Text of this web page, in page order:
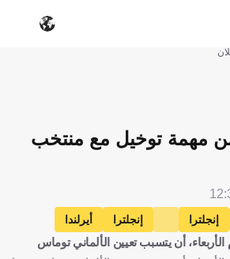
مهمة توخيل مع منتخب
إنجلترا إنجلترا
أيرلندا
الإنتقالات كرة قدم
أن يتسبب تعيين الألماني توماس